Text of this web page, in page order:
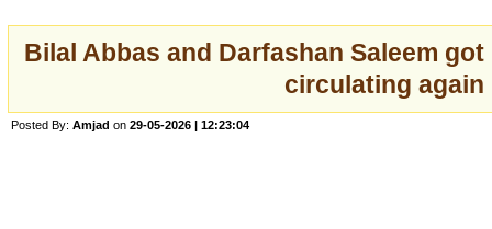
Bilal Abbas and Darfashan Saleem
circulating again
Posted By: Amjad on 29-05-2026 | 12:23:04